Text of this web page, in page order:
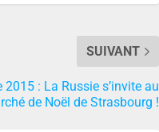
SUIVANT
2015 : La Russie s’invite au
de Noël de Strasbourg !